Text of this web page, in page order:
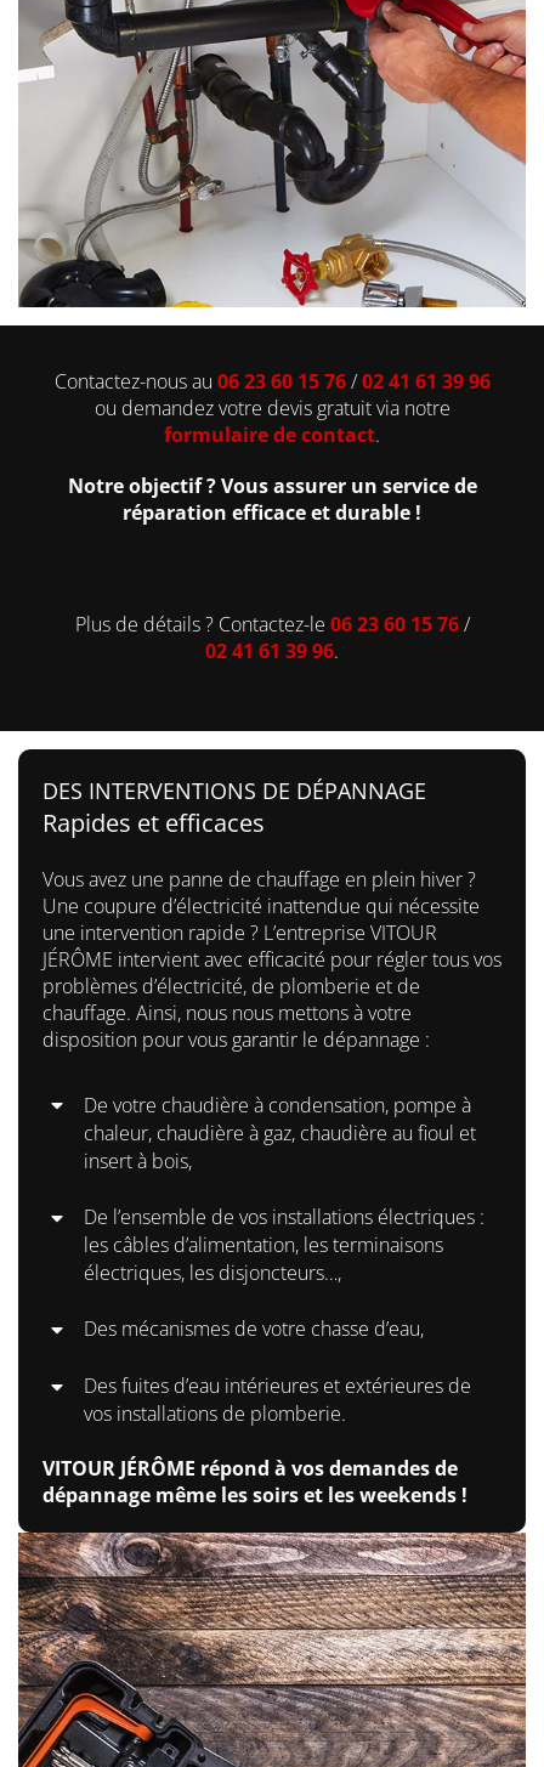
Contactez-nous au 06 23 60 15 76/02 41 61 39 96
ou demandez votre devis gratuit via notre
formulaire de contact.
Notre objectif ? Vous assurer un service de
réparation efficace et durable !
Plus de détails ? Contactez-le 06 23 60 15 76/
02 41 61 39 96.
DES INTERVENTIONS DE DÉPANNAGE
Rapides et efficaces
Vous avez une panne de chauffage en plein hiver ?
Une coupure d’électricité inattendue qui nécessite
une intervention rapide ? L’entreprise VITOUR
JÉRÔME intervient avec efficacité pour régler tous vos
problèmes d’électricité, de plomberie et de
chauffage. Ainsi, nous nous mettons à votre
disposition pour vous garantir le dépannage :
De votre chaudière à condensation, pompe à
chaleur, chaudière à gaz, chaudière au fioul et
insert à bois,
De l’ensemble de vos installations électriques :
les câbles d’alimentation, les terminaisons
électriques, les disjoncteurs…,
Des mécanismes de votre chasse d’eau,
Des fuites d’eau intérieures et extérieures de
vos installations de plomberie.
VITOUR JÉRÔME répond à vos demandes de
dépannage même les soirs et les weekends !